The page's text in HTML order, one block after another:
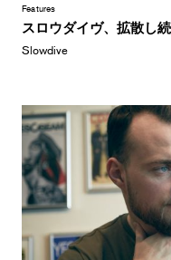
Features
スロウダイヴ、拡散し
Slowdive